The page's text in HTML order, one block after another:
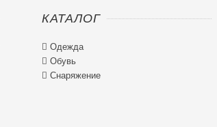
КАТАЛОГ
 Одежда
 Обувь
 Снаряжение